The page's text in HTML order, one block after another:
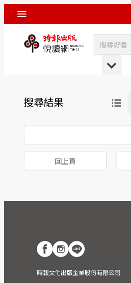
搜尋結果
回上頁
時報文化出版企業股份有限公司